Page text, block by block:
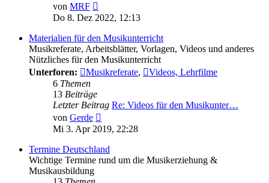
von MRF
Beitrag
Do 8. Dez 2022, 12:13
Materialien für den Musikunterricht
Musikreferate, Arbeitsblätter, Vorlagen, Videos und anderes
Nützliches für den Musikunterricht
Unterforen:
Musikreferate,
Videos, Lehrfilme
6 Themen
13 Beiträge
Letzter Beitrag Re: Videos für den Musikunter…
von Gerde
Beitrag
Mi 3. Apr 2019, 22:28
Termine Deutschland
Wichtige Termine rund um die Musikerziehung &
Musikausbildung